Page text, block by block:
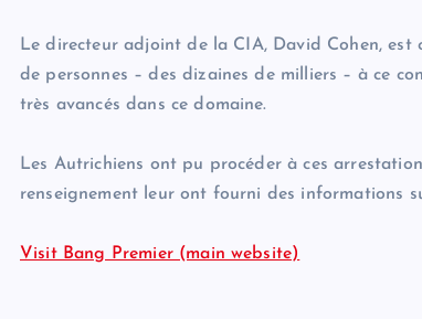
Le directeur adjoint de la CIA, David Cohen,
de personnes – des dizaines de milliers – à ce
très avancés dans ce domaine.
Les Autrichiens ont pu procéder à ces
renseignement leur ont fourni des informations
Visit Bang Premier (main website)